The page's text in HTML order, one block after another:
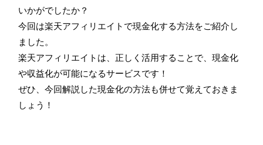
いかがでしたか？
今回は楽天アフィリエイトで現金化する方法をご紹介し
ました。
楽天アフィリエイトは、正しく活用することで、現金化
や収益化が可能になるサービスです！
ぜひ、今回解説した現金化の方法も併せて覚えておきま
しょう！